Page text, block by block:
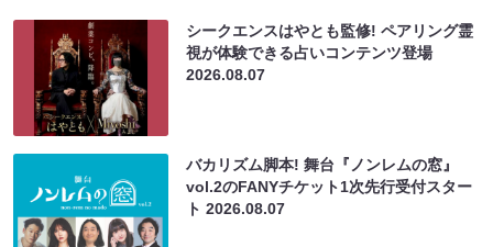
シークエンスはやとも監修! ペアリング霊
視が体験できる占いコンテンツ登場
2026.08.07
バカリズム脚本! 舞台『ノンレムの窓』
vol.2のFANYチケット1次先行受付スター
ト2026.08.07